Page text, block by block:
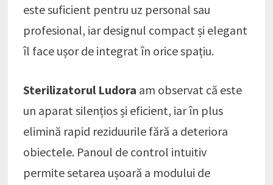
este suficient pentru uz personal sau
profesional, iar designul compact și elegant
îl face ușor de integrat în orice spațiu.
Sterilizatorul Ludora am observat că este
un aparat silențios și eficient, iar în plus
elimină rapid reziduurile fără a deteriora
obiectele. Panoul de control intuitiv
permite setarea ușoară a modului de